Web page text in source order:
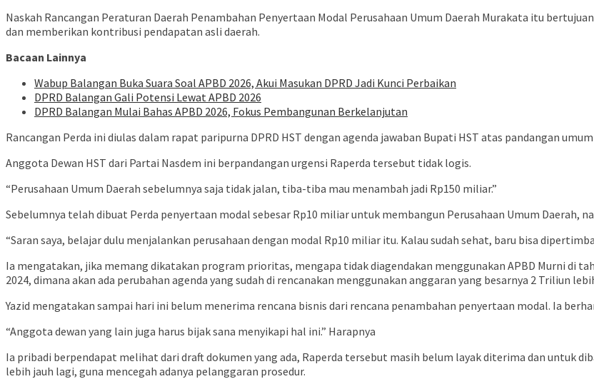
Naskah Rancangan Peraturan Daerah Penambahan Penyertaan Modal Perusahaan Umum Daerah Murakata itu
dan memberikan kontribusi pendapatan asli daerah.
Bacaan Lainnya
Wabup Balangan Buka Suara Soal APBD 2026, Akui Masukan DPRD Jadi Kunci Perbaikan
DPRD Balangan Gali Potensi Lewat APBD 2026
DPRD Balangan Mulai Bahas APBD 2026, Fokus Pembangunan Berkelanjutan
Rancangan Perda ini diulas dalam rapat paripurna DPRD HST dengan agenda jawaban Bupati HST atas pandangan
Anggota Dewan HST dari Partai Nasdem ini berpandangan urgensi Raperda tersebut tidak logis.
“Perusahaan Umum Daerah sebelumnya saja tidak jalan, tiba-tiba mau menambah jadi Rp150 miliar.”
Sebelumnya telah dibuat Perda penyertaan modal sebesar Rp10 miliar untuk membangun Perusahaan Umum Daerah,
“Saran saya, belajar dulu menjalankan perusahaan dengan modal Rp10 miliar itu. Kalau sudah sehat, baru bisa
Ia mengatakan, jika memang dikatakan program prioritas, mengapa tidak diagendakan menggunakan APBD Murni di
2024, dimana akan ada perubahan agenda yang sudah di rencanakan menggunakan anggaran yang besarnya 2 Triliun
Yazid mengatakan sampai hari ini belum menerima rencana bisnis dari rencana penambahan penyertaan modal. Ia
“Anggota dewan yang lain juga harus bijak sana menyikapi hal ini.” Harapnya
Ia pribadi berpendapat melihat dari draft dokumen yang ada, Raperda tersebut masih belum layak diterima dan untuk
lebih jauh lagi, guna mencegah adanya pelanggaran prosedur.